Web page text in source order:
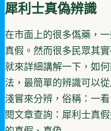
犀利士真偽辨識
在市面上的很多儰藥，
真假。然而很多民眾其
就來詳細講解一下，如
法，最簡單的辨識可以
淺嘗來分辨，俗稱：一
閱文章查詢：犀利士真